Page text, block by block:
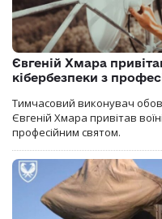
Євгеній Хмара
кібербезпеки з
Тимчасовий виконувач
Євгеній Хмара привітав
професійним святом.